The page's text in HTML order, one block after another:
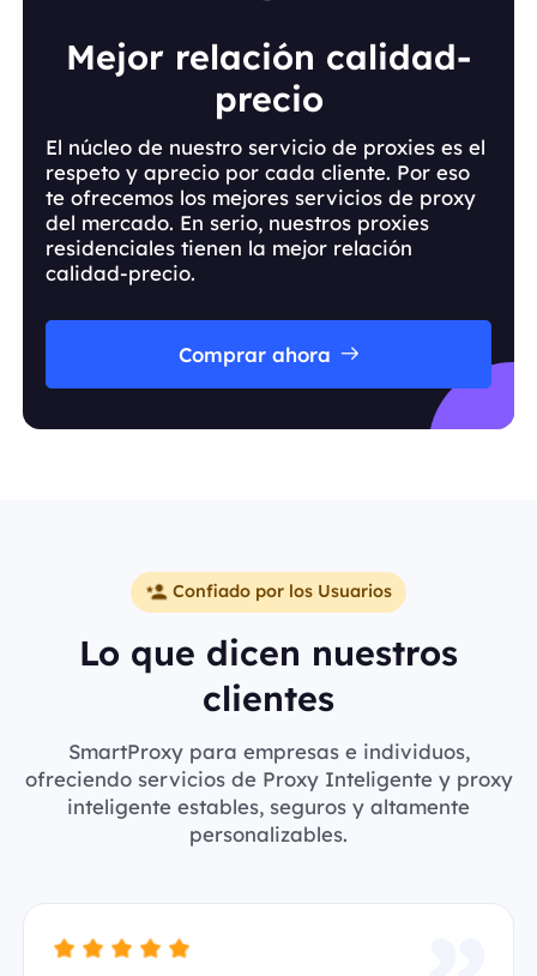
Mejor relación calidad-
precio
El núcleo de nuestro servicio de proxies es el
respeto y aprecio por cada cliente. Por eso
te ofrecemos los mejores servicios de proxy
del mercado. En serio, nuestros proxies
residenciales tienen la mejor relación
calidad-precio.
Comprar ahora
Confiado por los Usuarios
Lo que dicen nuestros
clientes
SmartProxy para empresas e individuos,
ofreciendo servicios de Proxy Inteligente y proxy
inteligente estables, seguros y altamente
personalizables.